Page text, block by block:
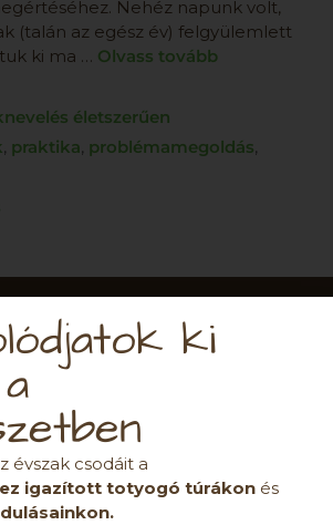
Nehéz napunk volt,
(talán az egész év) felgyülemlett
ki ma … Olvass tovább
életszerűen
praktika problémamegoldás
ÖsztönAnyu
ki
évszak csodáit a
igazított totyogó túrákon és